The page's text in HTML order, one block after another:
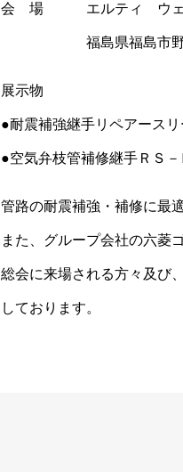
会 場 エルティ ウェデ
福島県福島市野田
展示物
●耐震補強継手リペアース
●空気弁枝管補修継手ＲＳ－
管路の耐震補強・補修に最
また、グループ会社の六菱
総会に来場される方々及び
しております。